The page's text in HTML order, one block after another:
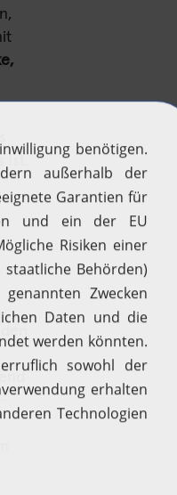
H2 aktuell
News
Woche des Wasserstoffs